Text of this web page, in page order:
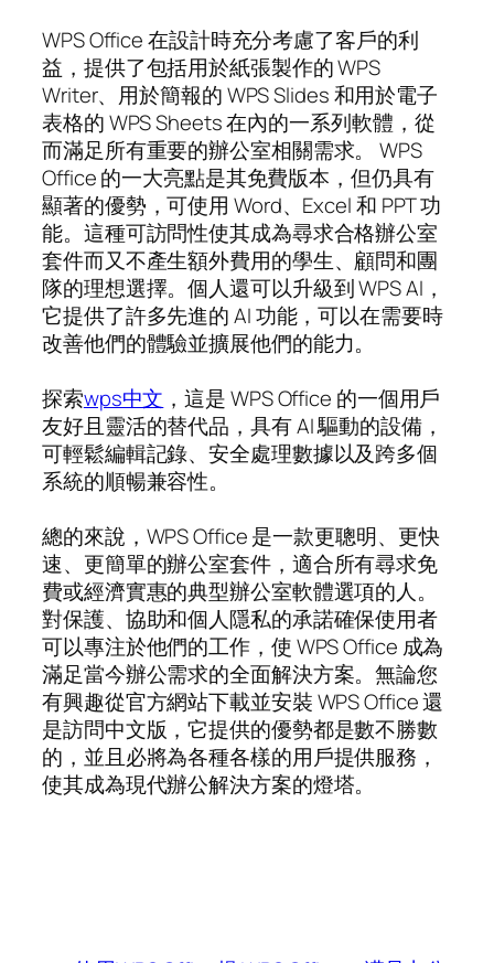
WPS Office 在設計時充分考慮了客戶的利
益，提供了包括用於紙張製作的 WPS
Writer、用於簡報的 WPS Slides 和用於電子
表格的 WPS Sheets 在內的一系列軟體，從
而滿足所有重要的辦公室相關需求。 WPS
Office 的一大亮點是其免費版本，但仍具有
顯著的優勢，可使用 Word、Excel 和 PPT 功
能。這種可訪問性使其成為尋求合格辦公室
套件而又不產生額外費用的學生、顧問和團
隊的理想選擇。個人還可以升級到 WPS AI，
它提供了許多先進的 AI 功能，可以在需要時
改善他們的體驗並擴展他們的能力。
探索wps中文 ，這是 WPS Office 的一個用戶
友好且靈活的替代品，具有 AI 驅動的設備，
可輕鬆編輯記錄、安全處理數據以及跨多個
系統的順暢兼容性。
總的來說，WPS Office 是一款更聰明、更快
速、更簡單的辦公室套件，適合所有尋求免
費或經濟實惠的典型辦公室軟體選項的人。
對保護、協助和個人隱私的承諾確保使用者
可以專注於他們的工作，使 WPS Office 成為
滿足當今辦公需求的全面解決方案。無論您
有興趣從官方網站下載並安裝 WPS Office 還
是訪問中文版，它提供的優勢都是數不勝數
的，並且必將為各種各樣的用戶提供服務，
使其成為現代辦公解決方案的燈塔。